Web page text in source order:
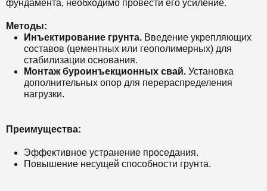
фундамента, необходимо провести его усиление.
Методы:
Инъектирование грунта. Введение укрепляющих
составов (цементных или геополимерных) для
стабилизации основания.
Монтаж буроинъекционных свай. Установка
дополнительных опор для перераспределения
нагрузки.
Преимущества:
Эффективное устранение проседания.
Повышение несущей способности грунта.